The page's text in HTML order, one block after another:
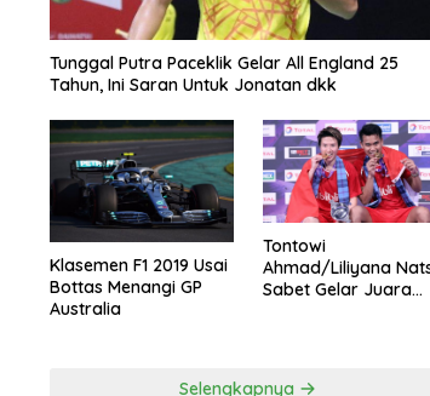
Tunggal Putra Paceklik Gelar All England 25
Tahun, Ini Saran Untuk Jonatan dkk
Klasemen F1 2019 Usai
Bottas Menangi GP
Australia
Tontowi
Ahmad/Liliyana
Sabet Gelar Juara
Selengkapnya